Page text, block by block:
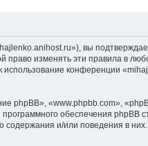
вы
изменять эти правила в
конференции
phpBB», «www.phpbb.com»,
обеспечения phpBB
содержания и/или поведения в